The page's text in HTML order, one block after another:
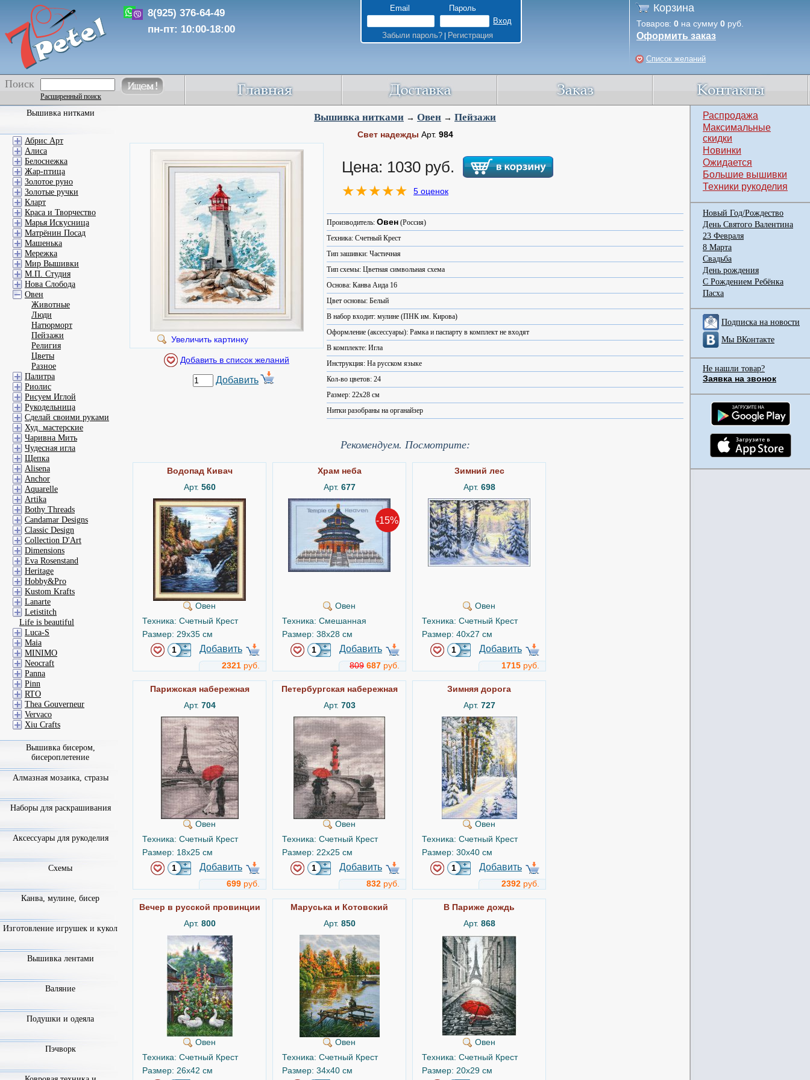
8(925) 376-64-49
пн-пт: 10:00-18:00
Email Пароль
Забыли пароль?| Регистрация
Корзина
Товаров: 0 на сумму 0 руб.
Оформить заказ
Список желаний
Поиск
Расширенный поиск
Вышивка нитками → Овен → Пейзажи
Свет надежды Арт. 984
Увеличить картинку
Добавить
Цена: 1030 руб.
5 оценок
Производитель: Овен (Россия)
Техника: Счетный Крест
Тип зашивки: Частичная
Тип схемы: Цветная символьная схема
Основа: Канва Аида 16
Цвет основы: Белый
В набор входит: мулине (ПНК им. Кирова)
Оформление (аксессуары): Рамка и паспарту в комплект не входят
В комплекте: Игла
Инструкция: На русском языке
Кол-во цветов: 24
Размер: 22x28 см
Нитки разобраны на органайзер
Рекомендуем. Посмотрите:
Водопад Кивач
Арт. 560
Овен
Техника: Счетный Крест
Размер: 29x35 см
Добавить
2321 руб.
Храм неба
Арт. 677
-15%
Овен
Техника: Смешанная
Размер: 38x28 см
Добавить
809 687 руб.
Зимний лес
Арт. 698
Овен
Техника: Счетный Крест
Размер: 40x27 см
Добавить
1715 руб.
Парижская набережная
Арт. 704
Овен
Техника: Счетный Крест
Размер: 18x25 см
Добавить
699 руб.
Петербургская набережная
Арт. 703
Овен
Техника: Счетный Крест
Размер: 22x25 см
Добавить
832 руб.
Зимняя дорога
Арт. 727
Овен
Техника: Счетный Крест
Размер: 30x40 см
Добавить
2392 руб.
Вечер в русской провинции
Арт. 800
Овен
Техника: Счетный Крест
Размер: 26x42 см
Маруська и Котовский
Арт. 850
Овен
Техника: Счетный Крест
Размер: 34x40 см
В Париже дождь
Арт. 868
Овен
Техника: Счетный Крест
Размер: 20x29 см
Вышивка нитками
Абрис Арт
Алиса
Белоснежка
Жар-птица
Золотое руно
Золотые ручки
Кларт
Краса и Творчество
Марья Искусница
Матрёнин Посад
Машенька
Мережка
Мир Вышивки
М.П. Студия
Нова Слобода
Овен
Животные
Люди
Натюрморт
Пейзажи
Религия
Цветы
Разное
Палитра
Риолис
Рисуем Иглой
Рукодельница
Сделай своими руками
Худ. мастерские
Чаривна Мить
Чудесная игла
Щепка
Alisena
Anchor
Aquarelle
Artika
Bothy Threads
Candamar Designs
Classic Design
Collection D'Art
Dimensions
Eva Rosenstand
Heritage
Hobby&Pro
Kustom Krafts
Lanarte
Letistitch
Life is beautiful
Luca-S
Maia
MINIMO
Neocraft
Panna
Pinn
RTO
Thea Gouverneur
Vervaco
Xiu Crafts
Вышивка бисером,
бисероплетение
Алмазная мозаика, стразы
Наборы для раскрашивания
Аксессуары для рукоделия
Схемы
Канва, мулине, бисер
Изготовление игрушек и кукол
Вышивка лентами
Валяние
Подушки и одеяла
Пэчворк
Распродажа
Максимальные
скидки
Новинки
Ожидается
Большие вышивки
Техники рукоделия
Новый Год/Рождество
День Святого Валентина
23 Февраля
8 Марта
Свадьба
День рождения
С Рождением Ребёнка
Пасха
Подписка на новости
Мы ВКонтакте
Не нашли товар?
Заявка на звонок